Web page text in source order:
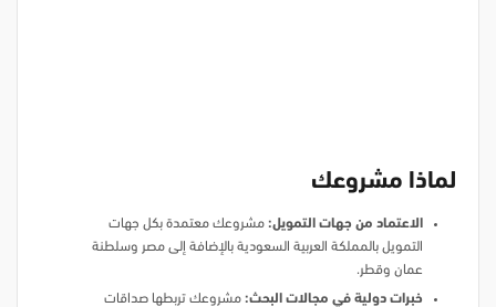
لماذا مشروعك
الاعتماد من جهات التمويل: مشروعك معتمدة بكل جهات
التمويل بالمملكة العربية السعودية بالإضافة إلى مصر وسلطنة
عمان وقطر.
خبرات دولية في مجالات البحث: مشروعك تربطها صداقات